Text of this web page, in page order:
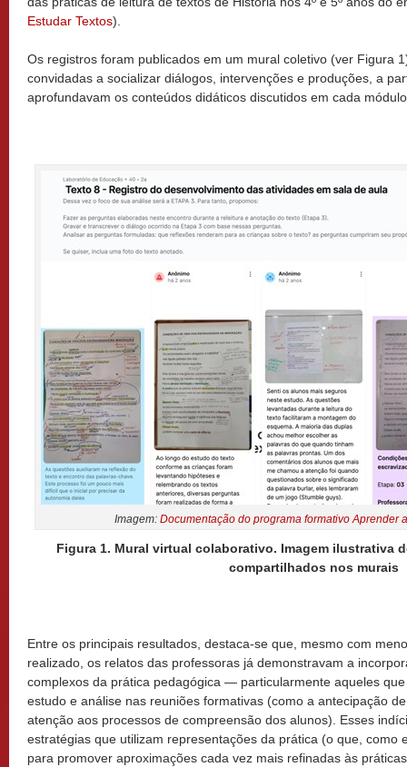
Estudar Textos).
Os registros foram publicados em um mural coletivo (ver Figura
convidadas a socializar diálogos, intervenções e produções, a
aprofundavam os conteúdos didáticos discutidos em cada
Imagem: Documentação do programa formativo Aprender
Figura 1. Mural virtual colaborativo. Imagem ilustrativa
compartilhados nos murais
Entre os principais resultados, destaca-se que, mesmo com
realizado, os relatos das professoras já demonstravam a
complexos da prática pedagógica — particularmente aqueles
estudo e análise nas reuniões formativas (como a antecipação
atenção aos processos de compreensão dos alunos). Esses
estratégias que utilizam representações da prática (o que, como
para promover aproximações cada vez mais refinadas às